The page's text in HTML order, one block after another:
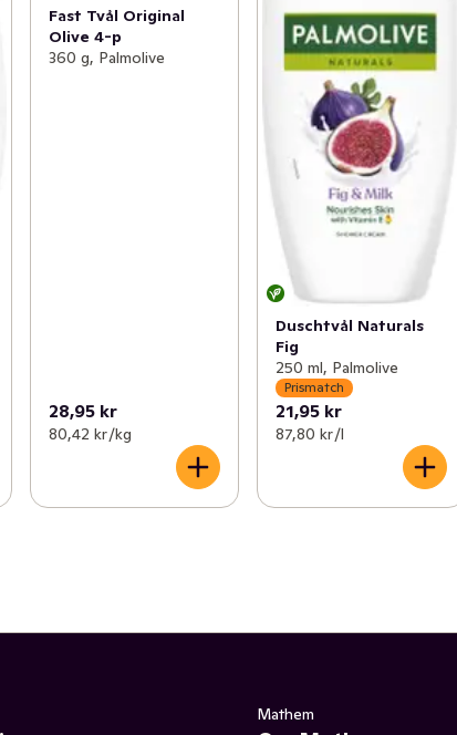
Fast Tvål Original
Olive 4-p
360 g, Palmolive
28,95 kr
80,42 kr /kg
Duschtvål Naturals
Fig
250 ml, Palmolive
Prismatch
21,95 kr
87,80 kr /l
Mathem